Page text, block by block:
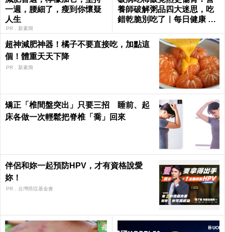
一週，腰細了，瘦到你懷疑
人生
PR．新素簡
養師破解粥品四大迷思，吃
錯乾脆別吃了｜每日健康 He
超神減肥神器！橘子不要直接吃，加點這
個！體重天天下降
PR．新素簡
矯正「椎間盤突出」只要三招 睡前、起
床各做一次輕鬆把脊椎「喬」回來
伴侶和妳一起預防HPV，才有資格說愛
妳！
PR．台灣癌症基金會